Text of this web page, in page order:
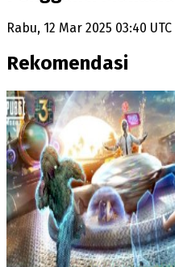
Rabu, 12 Mar 2025 03:40 UTC
Rekomendasi